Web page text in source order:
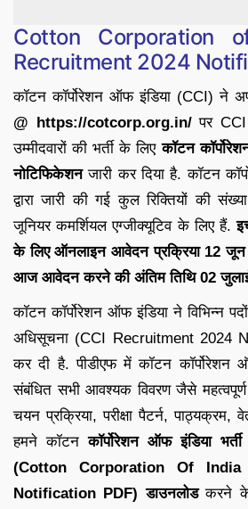
Cotton Corporation
Recruitment 2024
कॉटन कॉर्पोरेशन ऑफ इंडिया (CCI) ने
@ https://cotcorp.org.in/पर CCI
उम्मीदवारों की भर्ती के लिएकॉटन
नोटिफिकेशनजारी कर दिया है. कॉटन
द्वारा जारी की गई कुल रिक्तियों की
जूनियर कमर्शियल एग्जीक्यूटिव के लिए हैं.
के लिए ऑनलाइन आवेदन प्रक्रिया 12
आज आवेदन करने की अंतिम तिथि 02
कॉटन कॉर्पोरेशन ऑफ इंडिया ने विभिन्न
अधिसूचना (CCI Recruitment 2024
कर दी है. पीडीएफ में कॉटन कॉर्पोरेशन
संबंधित सभी आवश्यक विवरण जैसे महत्वपूर्ण
चयन प्रक्रिया, परीक्षा पैटर्न, पाठ्यक्रम,
हमने कॉटनकॉर्पोरेशन ऑफ इंडिया
(Cotton Corporation Of India
Notification PDF) डाउनलोडकरने के